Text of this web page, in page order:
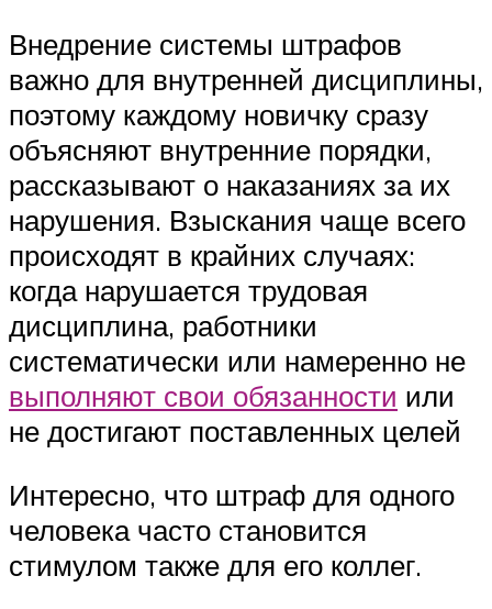
Внедрение системы штрафов
важно для внутренней дисциплины,
поэтому каждому новичку сразу
объясняют внутренние порядки,
рассказывают о наказаниях за их
нарушения. Взыскания чаще всего
происходят в крайних случаях:
когда нарушается трудовая
дисциплина, работники
систематически или намеренно не
выполняют свои обязанности или
не достигают поставленных целей
Интересно, что штраф для одного
человека часто становится
стимулом также для его коллег.